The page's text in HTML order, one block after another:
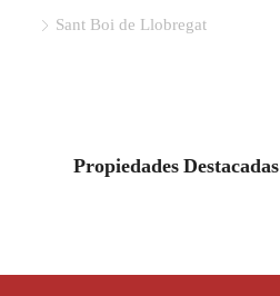
Sant Boi de Llobregat
Propiedades Destacadas